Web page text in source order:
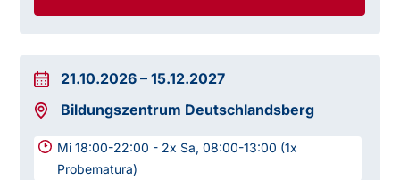
21.10.2026 –15.12.2027
Bildungszentrum Deutschlandsberg
Mi 18:00-22:00 - 2x Sa, 08:00-13:00 (1x
Probematura)